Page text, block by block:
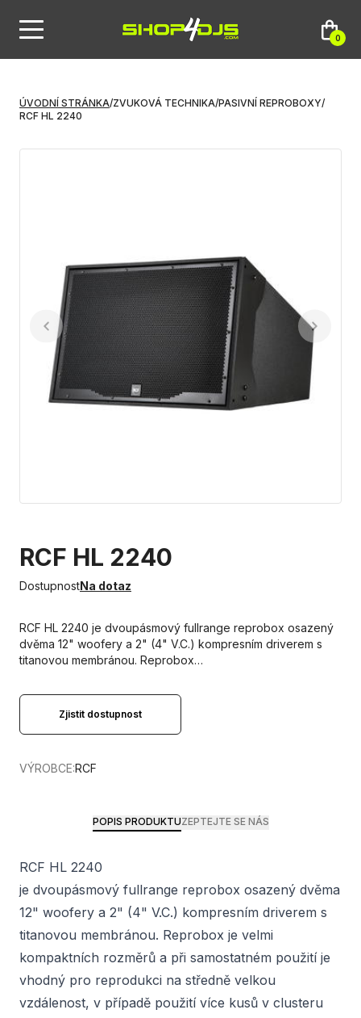
0
ÚVODNÍ STRÁNKA/ZVUKOVÁ TECHNIKA/PASIVNÍ REPROBOXY/
RCF HL 2240
RCF HL 2240
DostupnostNa dotaz
RCF HL 2240 je dvoupásmový fullrange reprobox osazený
dvěma 12" woofery a 2" (4" V.C.) kompresním driverem s
titanovou membránou. Reprobox…
Zjistit dostupnost
VÝROBCE:RCF
POPIS PRODUKTUZEPTEJTE SE NÁS
RCF HL 2240
je dvoupásmový fullrange reprobox osazený dvěma
12" woofery a 2" (4" V.C.) kompresním driverem s
titanovou membránou. Reprobox je velmi
kompaktních rozměrů a při samostatném použití je
vhodný pro reprodukci na středně velkou
vzdálenost, v případě použití více kusů v clusteru